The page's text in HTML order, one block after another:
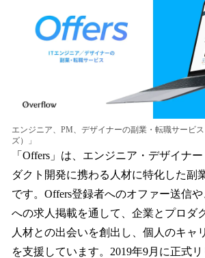
エンジニア、PM、デザイナーの副業・転職サービ
ズ）」
「Offers」は、エンジニア・デザイナ
ダクト開発に携わる人材に特化した副
です。Offers登録者へのオファー送信や
への求人掲載を通して、企業とプロダ
人材との出会いを創出し、個人のキャ
を支援しています。2019年9月に正式